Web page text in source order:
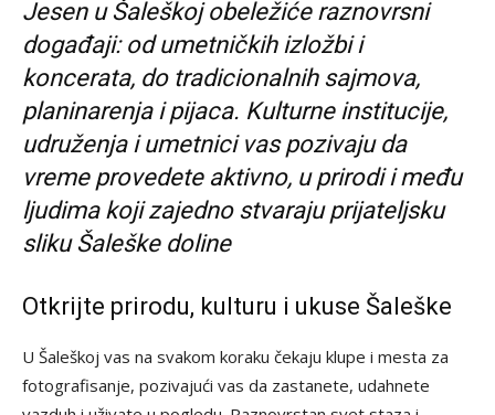
Jesen u Šaleškoj obeležiće raznovrsni
događaji: od umetničkih izložbi i
koncerata, do tradicionalnih sajmova,
planinarenja i pijaca. Kulturne institucije,
udruženja i umetnici vas pozivaju da
vreme provedete aktivno, u prirodi i među
ljudima koji zajedno stvaraju prijateljsku
sliku Šaleške doline
Otkrijte prirodu, kulturu i ukuse Šaleške
U Šaleškoj vas na svakom koraku čekaju klupe i mesta za
fotografisanje, pozivajući vas da zastanete, udahnete